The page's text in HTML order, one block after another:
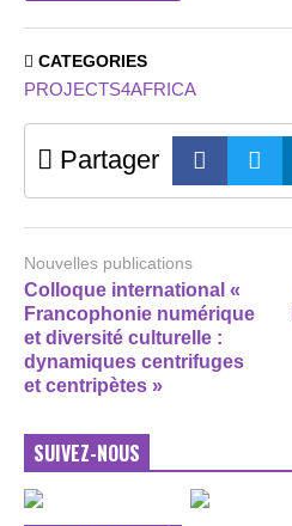
CATEGORIES
PROJECTS4AFRICA
Partager
Nouvelles publications
Colloque international «
Francophonie numérique
et diversité culturelle :
dynamiques centrifuges
et centripètes »
SUIVEZ-NOUS